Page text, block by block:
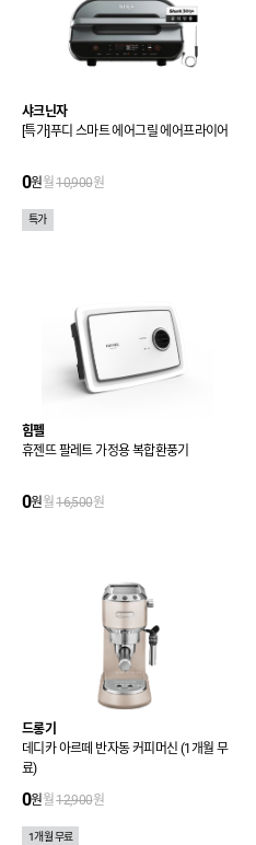
샤크닌자
[특가]푸디 스마트 에어그릴 에어프라이어
0원월10,900원
특가
힘펠
휴젠뜨 팔레트 가정용 복합환풍기
0원월16,500원
드롱기
데디카 아르떼 반자동 커피머신 (1개월 무
료)
0원월12,900원
1개월 무료